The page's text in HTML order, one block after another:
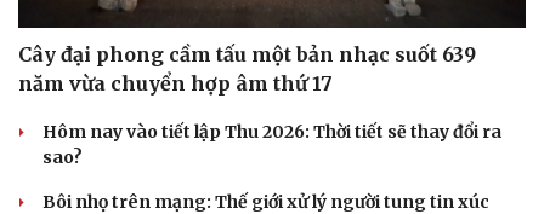
Cây đại phong cầm tấu một bản nhạc suốt 639
năm vừa chuyển hợp âm thứ 17
Hôm nay vào tiết lập Thu 2026: Thời tiết sẽ thay đổi ra
sao?
Bôi nhọ trên mạng: Thế giới xử lý người tung tin xúc